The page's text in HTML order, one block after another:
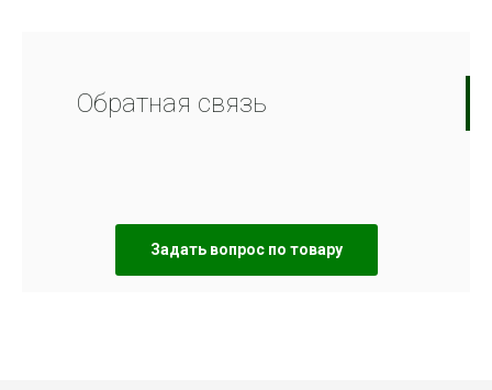
Обратная связь
Задать вопрос по товару